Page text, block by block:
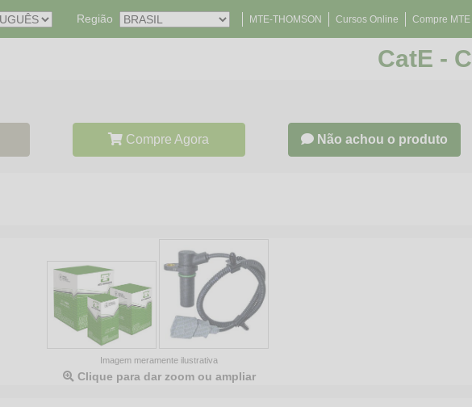
Região MTE-THOMSON Cursos Online Compre MTE
CatE -
Compre Agora Não achou o produto
Imagem meramente ilustrativa
Clique para dar zoom ou ampliar